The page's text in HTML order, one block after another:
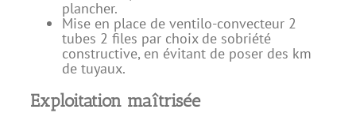
plancher.
Mise en place de ventilo-convecteur 2
tubes 2 files par choix de sobriété
constructive, en évitant de poser des km
de tuyaux.
Exploitation maîtrisée